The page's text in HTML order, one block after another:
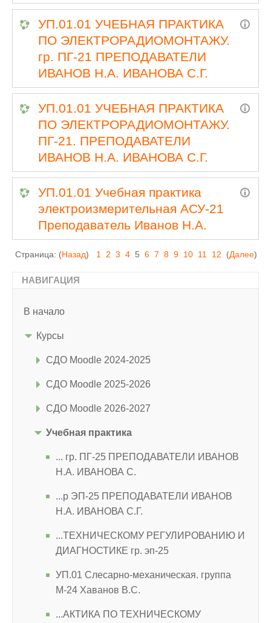
УП.01.01 УЧЕБНАЯ ПРАКТИКА
ПО ЭЛЕКТРОРАДИОМОНТАЖУ.
гр. ПГ-21 ПРЕПОДАВАТЕЛИ
ИВАНОВ Н.А. ИВАНОВА С.Г.
УП.01.01 УЧЕБНАЯ ПРАКТИКА
ПО ЭЛЕКТРОРАДИОМОНТАЖУ.
ПГ-21. ПРЕПОДАВАТЕЛИ
ИВАНОВ Н.А. ИВАНОВА С.Г.
УП.01.01 Учебная практика
электроизмерительная АСУ-21
Преподаватель Иванов Н.А.
Страница: (Назад) 1 2 3 4 5 6 7 8 9 10 11 12 (Далее)
НАВИГАЦИЯ
В начало
Курсы
СДО Moodle 2024-2025
СДО Moodle 2025-2026
СДО Moodle 2026-2027
Учебная практика
... гр. ПГ-25 ПРЕПОДАВАТЕЛИ ИВАНОВ
Н.А. ИВАНОВА С.
...р ЭП-25 ПРЕПОДАВАТЕЛИ ИВАНОВ
Н.А. ИВАНОВА С.Г.
...ТЕХНИЧЕСКОМУ РЕГУЛИРОВАНИЮ И
ДИАГНОСТИКЕ гр. эп-25
УП.01 Слесарно-механическая. группа
М-24 Хаванов В.С.
...АКТИКА ПО ТЕХНИЧЕСКОМУ